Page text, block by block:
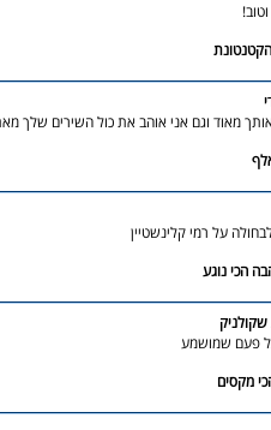
מאוד וגם אני אוהב את כול השירים שלך
על רמי קלינשטיין
שקולניק
פעם שמושמע